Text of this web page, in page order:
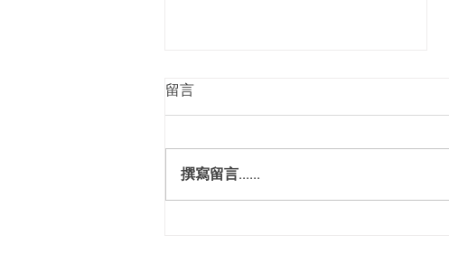
Hyundai H-1
留言
撰寫留言......